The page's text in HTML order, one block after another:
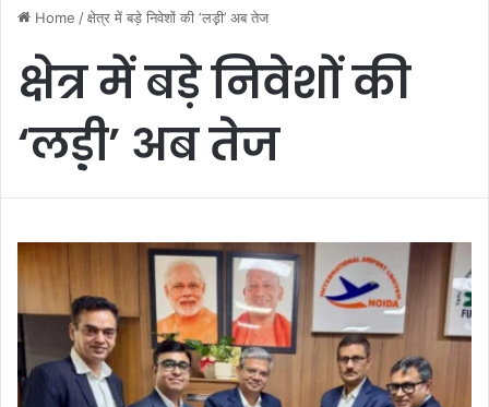
Home /क्षेत्र में बड़े निवेशों की ‘लड़़ी’ अब तेज
क्षेत्र में बड़े निवेशों की
‘लड़़ी’ अब तेज